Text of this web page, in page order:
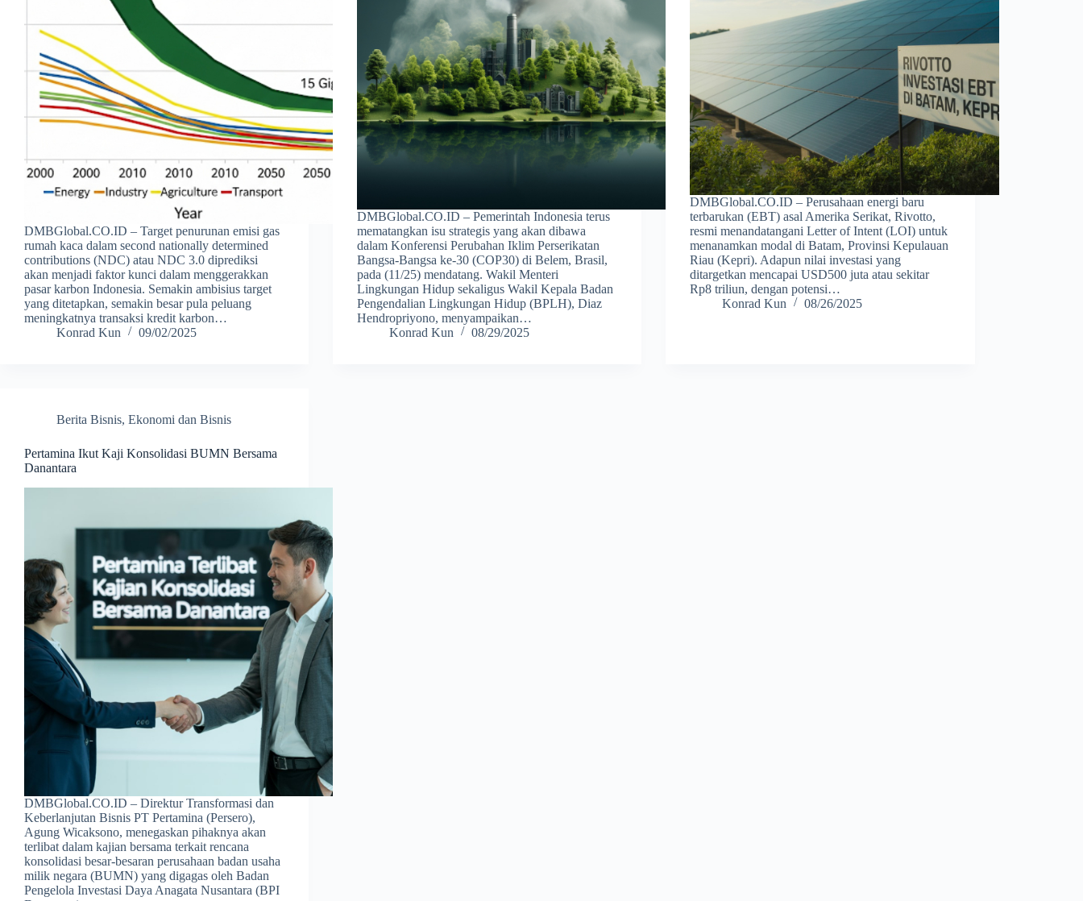
DMBGlobal.CO.ID – Target penurunan emisi gas
rumah kaca dalam second nationally determined
contributions (NDC) atau NDC 3.0 diprediksi
akan menjadi faktor kunci dalam menggerakkan
pasar karbon Indonesia. Semakin ambisius target
yang ditetapkan, semakin besar pula peluang
meningkatnya transaksi kredit karbon…
Konrad Kun
09/02/2025
DMBGlobal.CO.ID – Pemerintah Indonesia terus
mematangkan isu strategis yang akan dibawa
dalam Konferensi Perubahan Iklim Perserikatan
Bangsa-Bangsa ke-30 (COP30) di Belem, Brasil,
pada (11/25) mendatang. Wakil Menteri
Lingkungan Hidup sekaligus Wakil Kepala Badan
Pengendalian Lingkungan Hidup (BPLH), Diaz
Hendropriyono, menyampaikan…
Konrad Kun
08/29/2025
DMBGlobal.CO.ID – Perusahaan energi baru
terbarukan (EBT) asal Amerika Serikat, Rivotto,
resmi menandatangani Letter of Intent (LOI) untuk
menanamkan modal di Batam, Provinsi Kepulauan
Riau (Kepri). Adapun nilai investasi yang
ditargetkan mencapai USD500 juta atau sekitar
Rp8 triliun, dengan potensi…
Konrad Kun
08/26/2025
Berita Bisnis, Ekonomi dan Bisnis
Pertamina Ikut Kaji Konsolidasi BUMN Bersama
Danantara
DMBGlobal.CO.ID – Direktur Transformasi dan
Keberlanjutan Bisnis PT Pertamina (Persero),
Agung Wicaksono, menegaskan pihaknya akan
terlibat dalam kajian bersama terkait rencana
konsolidasi besar-besaran perusahaan badan usaha
milik negara (BUMN) yang digagas oleh Badan
Pengelola Investasi Daya Anagata Nusantara (BPI